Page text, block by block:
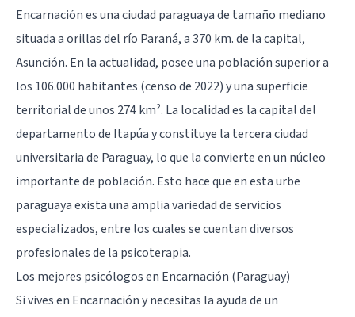
Encarnación es una ciudad paraguaya de tamaño mediano
situada a orillas del río Paraná, a 370 km. de la capital,
Asunción. En la actualidad, posee una población superior a
los 106.000 habitantes (censo de 2022) y una superficie
territorial de unos 274 km². La localidad es la capital del
departamento de Itapúa y constituye la tercera ciudad
universitaria de Paraguay, lo que la convierte en un núcleo
importante de población. Esto hace que en esta urbe
paraguaya exista una amplia variedad de servicios
especializados, entre los cuales se cuentan diversos
profesionales de la psicoterapia.
Los mejores psicólogos en Encarnación (Paraguay)
Si vives en Encarnación y necesitas la ayuda de un